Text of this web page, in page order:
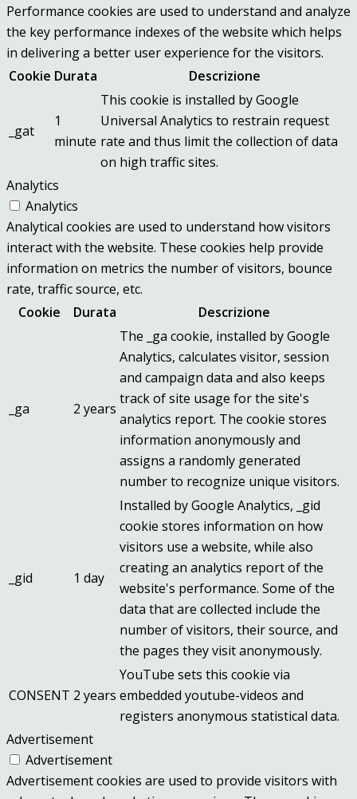
Performance cookies are used to understand and analyze
the key performance indexes of the website which helps
in delivering a better user experience for the visitors.
Cookie Durata Descrizione
_gat
1
minute
This cookie is installed by Google
Universal Analytics to restrain request
rate and thus limit the collection of data
on high traffic sites.
Analytics
Analytics
Analytical cookies are used to understand how visitors
interact with the website. These cookies help provide
information on metrics the number of visitors, bounce
rate, traffic source, etc.
Cookie
Durata Descrizione
_ga 2 years
The _ga cookie, installed by Google
Analytics, calculates visitor, session
and campaign data and also keeps
track of site usage for the site's
analytics report. The cookie stores
information anonymously and
assigns a randomly generated
number to recognize unique visitors.
_gid 1 day
Installed by Google Analytics, _gid
cookie stores information on how
visitors use a website, while also
creating an analytics report of the
website's performance. Some of the
data that are collected include the
number of visitors, their source, and
the pages they visit anonymously.
CONSENT 2 years
YouTube sets this cookie via
embedded youtube-videos and
registers anonymous statistical data.
Advertisement
Advertisement
Advertisement cookies are used to provide visitors with